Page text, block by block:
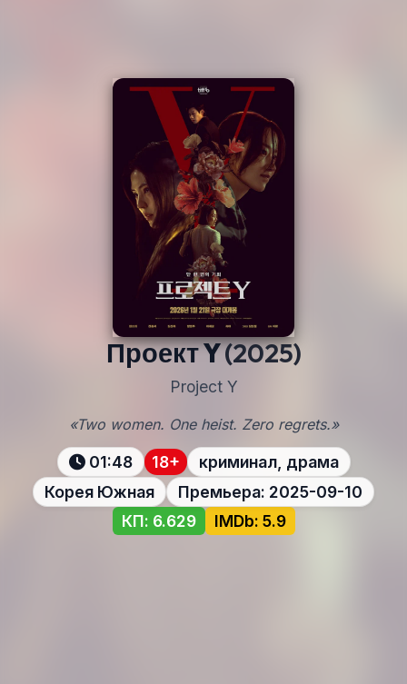
Проект Y(2025)
Project Y
«Two women. One heist. Zero regrets.»
01:48 18+
криминал, драма
Корея Южная
Премьера: 2025-09-10
КП: 6.629
IMDb: 5.9